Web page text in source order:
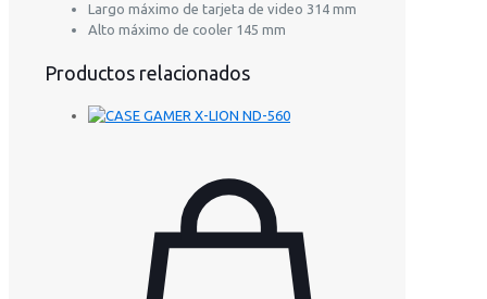
Largo máximo de tarjeta de video 314 mm
Alto máximo de cooler 145 mm
Productos relacionados